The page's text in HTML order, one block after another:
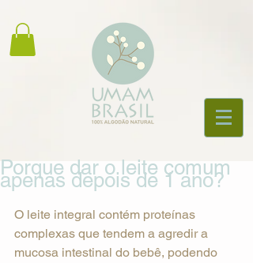
Porque dar o leite comum
apenas depois de 1 ano?
O leite integral contém proteínas
complexas que tendem a agredir a
mucosa intestinal do bebê, podendo